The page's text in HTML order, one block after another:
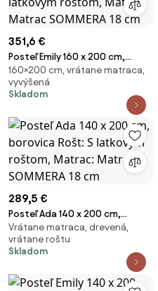
351,6 €
Posteľ Emily 160 x 200 cm,
borovica Rošt: S latkovým
roštom, Matrac: Matrac
SOMMERA 18 cm
160×200 cm, vrátane matraca,
vyvýšená
Skladom
289,5 €
Posteľ Ada 140 x 200 cm,
borovica Rošt: S latkovým
roštom, Matrac: Matrac
SOMMERA 18 cm
Vrátane matraca, drevená,
vrátane roštu
Skladom